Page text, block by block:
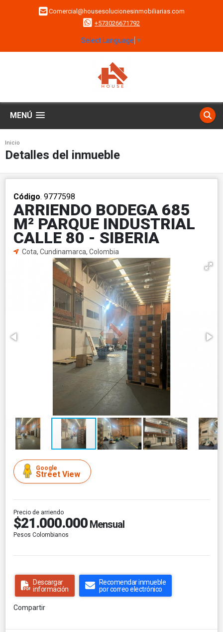
Comercial@housesolucionesinmobiliarias.com
+573026671792
Select Language ▼
MENÚ
Inicio
Detalles del inmueble
Código. 9777598
ARRIENDO BODEGA 685
M² PARQUE INDUSTRIAL
CALLE 80 - SIBERIA
Cota, Cundinamarca, Colombia
Google
Street View
Precio de arriendo
$21.000.000 Mensual
Pesos Colombianos
Descargar
información
Recomendar inmueble
por correo electrónico
Compartir